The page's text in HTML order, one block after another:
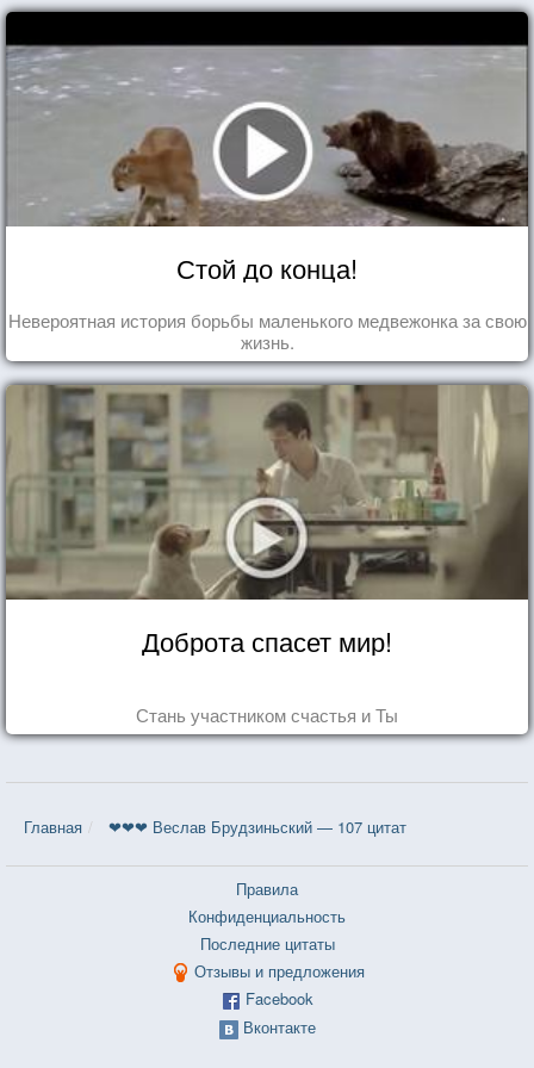
Стой до конца!
Невероятная история борьбы маленького медвежонка за свою
жизнь.
Доброта спасет мир!
Стань участником счастья и Ты
Главная ❤❤❤ Веслав Брудзиньский — 107 цитат
Правила
Конфиденциальность
Последние цитаты
Отзывы и предложения
Facebook
Вконтакте